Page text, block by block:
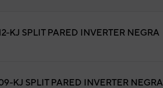
KJ SPLIT PARED INVERTER NEGRA
KJ SPLIT PARED INVERTER NEGRA